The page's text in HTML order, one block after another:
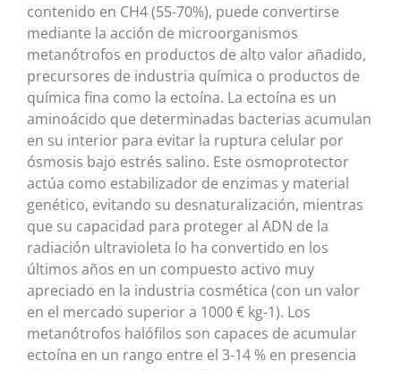
contenido en CH4 (55-70%), puede convertirse
mediante la acción de microorganismos
metanótrofos en productos de alto valor añadido,
precursores de industria química o productos de
química fina como la ectoína. La ectoína es un
aminoácido que determinadas bacterias acumulan
en su interior para evitar la ruptura celular por
ósmosis bajo estrés salino. Este osmoprotector
actúa como estabilizador de enzimas y material
genético, evitando su desnaturalización, mientras
que su capacidad para proteger al ADN de la
radiación ultravioleta lo ha convertido en los
últimos años en un compuesto activo muy
apreciado en la industria cosmética (con un valor
en el mercado superior a 1000 € kg-1). Los
metanótrofos halófilos son capaces de acumular
ectoína en un rango entre el 3-14 % en presencia